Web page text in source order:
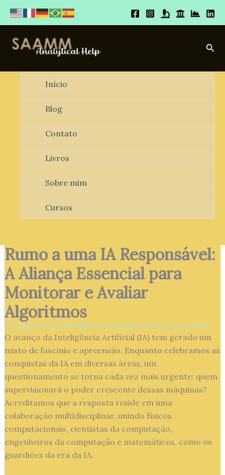
para
conteúdo
Início
Blog
Contato
Livros
Sobre mim
Cursos
Rumo a uma IA Responsável:
A Aliança Essencial para
Monitorar e Avaliar
Algoritmos
PorRegiane Aparecida Ragi Pereira (R. Ragi) / 6 de março de 2025
O avanço da Inteligência Artificial (IA) tem gerado um
misto de fascínio e apreensão. Enquanto celebramos as
conquistas da IA em diversas áreas, um
questionamento se torna cada vez mais urgente: quem
supervisionará o poder crescente dessas máquinas?
Acreditamos que a resposta reside em uma
colaboração multidisciplinar, unindo físicos
computacionais, cientistas da computação,
engenheiros da computação e matemáticos, como os
guardiões da era da IA.